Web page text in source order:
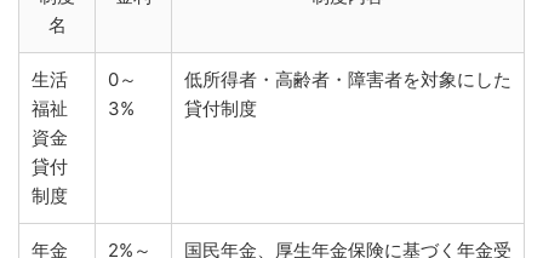
名
生活
福祉
資金
貸付
制度
0～
3%
低所得者・高齢者・障害者を対象にした
貸付制度
年金 2%～ 国民年金、厚生年金保険に基づく年金受